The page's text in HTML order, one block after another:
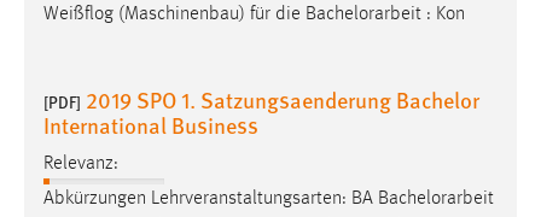
Weißflog (Maschinenbau) für die Bachelorarbeit : Kon
[PDF] 2019 SPO 1. Satzungsaenderung Bachelor
International Business
Relevanz:
Abkürzungen Lehrveranstaltungsarten: BA Bachelorarbeit
Cookie Laufzeit: